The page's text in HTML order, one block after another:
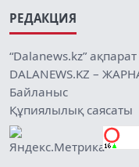
РЕДАКЦИЯ
“Dalanews.kz” ақпарат
DALANEWS.KZ –
Байланыс
Құпиялылық саясаты